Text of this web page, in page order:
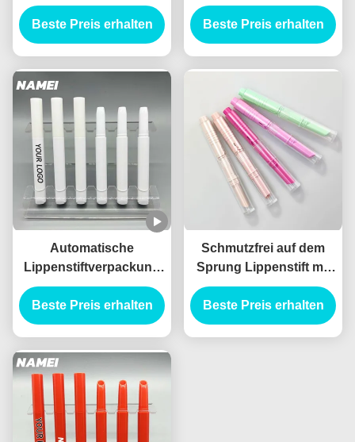
Farbiges Lippenstift
Verpackung Behälter
mit Bürste
Beste Preis erhalten
lang anhaltende
Anwendung
Beste Preis erhalten
Automatische
Lippenstiftverpackung
mit Bleistiftform und
schmutzsichere
Technologie Leere
Beste Preis erhalten
Schmutzfrei auf dem
Sprung Lippenstift mit
eingebauten Applikator
Beste Preis erhalten